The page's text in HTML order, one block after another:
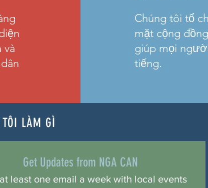
và
Chúng tôi tổ
mặt cộng
giúp mọi
tiếng.
TÔI LÀM GÌ
Get Updates from NGA CAN
least one email a week with local events